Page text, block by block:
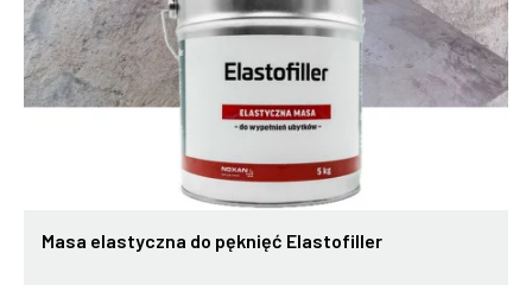
Masa elastyczna do pęknięć Elastofiller